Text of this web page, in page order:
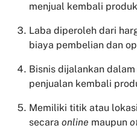
menjual kembali produk
Laba diperoleh dari
biaya pembelian dan
Bisnis dijalankan
penjualan kembali
Memiliki titik atau
secara online maupun